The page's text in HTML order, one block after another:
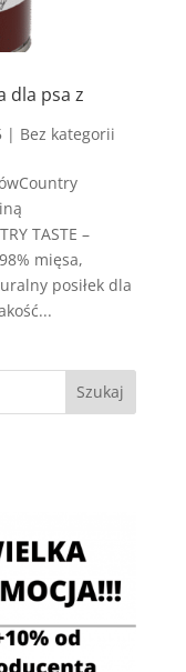
dla psa z
| Bez kategorii
TASTE –
mięsa,
posiłek dla